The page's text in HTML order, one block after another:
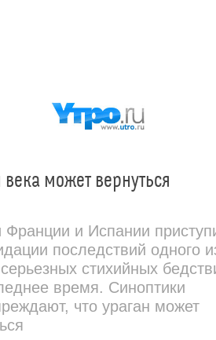
века может вернуться
Франции и Испании
последствий одного
стихийных
время. Синоптики
что ураган может